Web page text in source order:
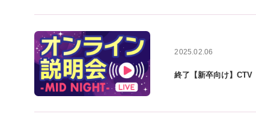
2025.02.06
終了【新卒向け】